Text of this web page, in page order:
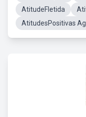
AtitudeFletida
AtitudesPositivas